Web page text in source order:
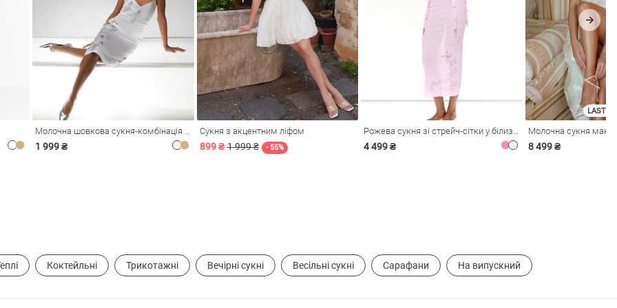
1 999 ₴
Сукня з акцентним ліфом
899 ₴ 1 999 ₴ - 55% 4 499 ₴
LAST
8 499 ₴
Коктейльні Трикотажні Вечірні сукні Весільні сукні Сарафани На випускний